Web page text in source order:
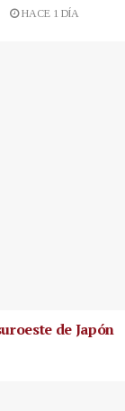
HACE 1 DÍA
de Japón